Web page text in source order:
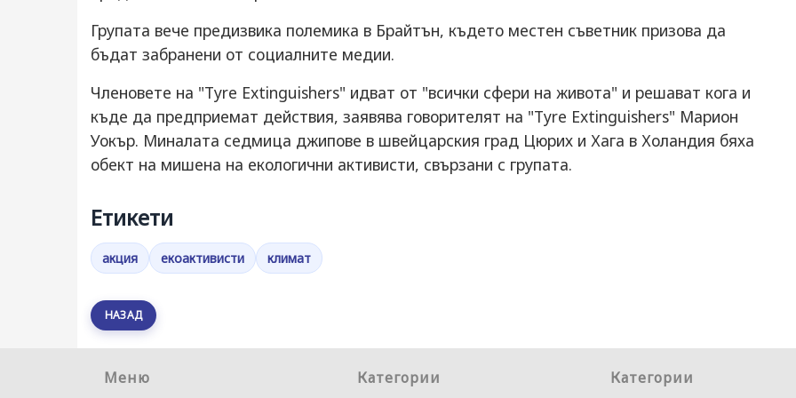
Групата вече предизвика полемика в Брайтън, където местен съветник призова да
бъдат забранени от социалните медии.
Членовете на "Tyre Extinguishers" идват от "всички сфери на живота" и решават кога и
къде да предприемат действия, заявява говорителят на "Tyre Extinguishers" Марион
Уокър. Миналата седмица джипове в швейцарския град Цюрих и Хага в Холандия бяха
обект на мишена на екологични активисти, свързани с групата.
Етикети
акция екоактивисти климат
НАЗАД
Меню Категории Категории